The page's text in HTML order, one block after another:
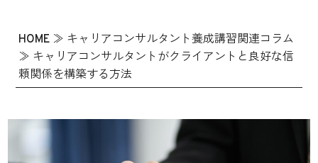
HOME ≫ キャリアコンサルタント養成講習関連コラム
≫ キャリアコンサルタントがクライアントと良好な信
頼関係を構築する方法